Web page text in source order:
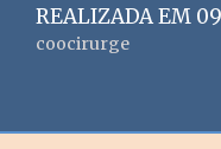
REALIZADA EM
coocirurge